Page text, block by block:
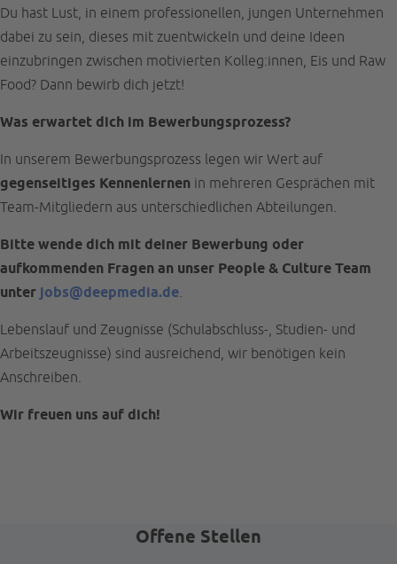
Du hast Lust, in einem professionellen, jungen Unternehmen
dabei zu sein, dieses mit zuentwickeln und deine Ideen
einzubringen zwischen motivierten Kolleg:innen, Eis und Raw
Food? Dann bewirb dich jetzt!
Was erwartet dich im Bewerbungsprozess?
In unserem Bewerbungsprozess legen wir Wert auf
gegenseitiges Kennenlernen in mehreren Gesprächen mit
Team-Mitgliedern aus unterschiedlichen Abteilungen.
Bitte wende dich mit deiner Bewerbung oder
aufkommenden Fragen an unser People & Culture Team
unter jobs@deepmedia.de
Lebenslauf und Zeugnisse (Schulabschluss-, Studien- und
Arbeitszeugnisse) sind ausreichend, wir benötigen kein
Anschreiben.
Wir freuen uns auf dich!
Offene Stellen